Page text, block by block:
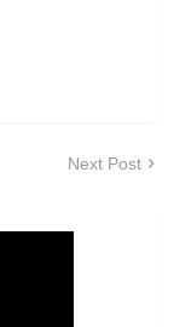
Next Post